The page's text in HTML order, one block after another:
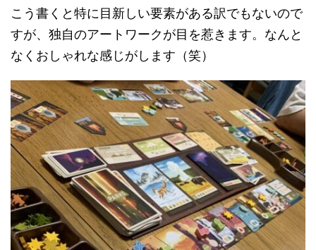
こう書くと特に目新しい要素がある訳でもないので
すが、独自のアートワークが目を惹きます。なんと
なくおしゃれな感じがします（笑）